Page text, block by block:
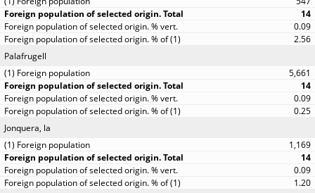
14
0.09
2.56
Palafrugell
5,661
14
0.09
0.25
Jonquera, la
1,169
14
0.09
1.20